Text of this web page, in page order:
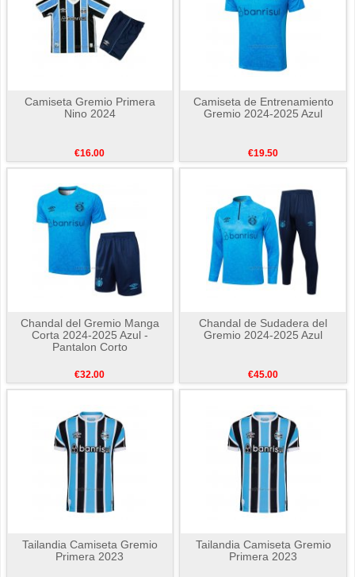
Camiseta Gremio Primera
Nino 2024
€16.00
Camiseta de Entrenamiento
Gremio 2024-2025 Azul
€19.50
Chandal del Gremio Manga
Corta 2024-2025 Azul -
Pantalon Corto
€32.00
Chandal de Sudadera del
Gremio 2024-2025 Azul
€45.00
Tailandia Camiseta Gremio
Primera 2023
Tailandia Camiseta Gremio
Primera 2023